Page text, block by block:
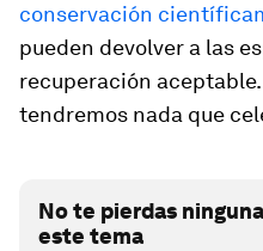
conservación
pueden devolver a las
recuperación
tendremos nada que
No te pierdas
este tema